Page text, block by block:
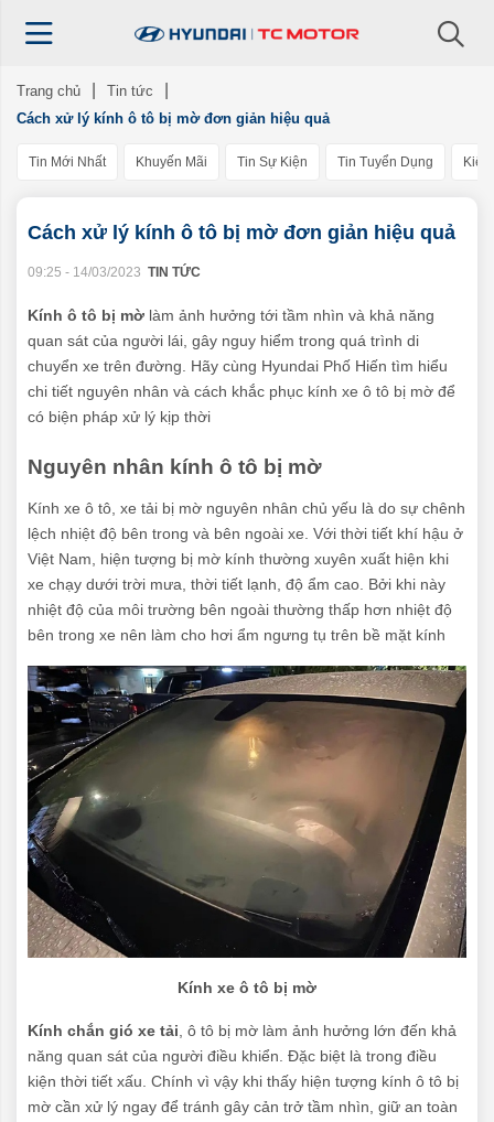
Trang chủ
Tin tức
Cách xử lý kính ô tô bị mờ đơn giản hiệu quả
Tin Mới Nhất Khuyến Mãi Tin Sự Kiện Tin Tuyển Dụng
Cách xử lý kính ô tô bị mờ đơn giản hiệu quả
09:25 - 14/03/2023 TIN TỨC
Kính ô tô bị mờ làm ảnh hưởng tới tầm nhìn và khả năng
quan sát của người lái, gây nguy hiểm trong quá trình di
chuyển xe trên đường. Hãy cùng Hyundai Phố Hiến tìm hiểu
chi tiết nguyên nhân và cách khắc phục kính xe ô tô bị mờ để
có biện pháp xử lý kịp thời
Nguyên nhân kính ô tô bị mờ
Kính xe ô tô, xe tải bị mờ nguyên nhân chủ yếu là do sự chênh
lệch nhiệt độ bên trong và bên ngoài xe. Với thời tiết khí hậu ở
Việt Nam, hiện tượng bị mờ kính thường xuyên xuất hiện khi
xe chạy dưới trời mưa, thời tiết lạnh, độ ẩm cao. Bởi khi này
nhiệt độ của môi trường bên ngoài thường thấp hơn nhiệt độ
bên trong xe nên làm cho hơi ẩm ngưng tụ trên bề mặt kính
Kính xe ô tô bị mờ
Kính chắn gió xe tải, ô tô bị mờ làm ảnh hưởng lớn đến khả
năng quan sát của người điều khiển. Đặc biệt là trong điều
kiện thời tiết xấu. Chính vì vậy khi thấy hiện tượng kính ô tô bị
mờ cần xử lý ngay để tránh gây cản trở tầm nhìn, giữ an toàn